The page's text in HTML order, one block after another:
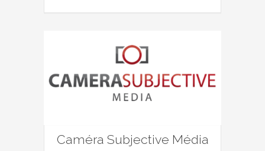
Caméra Subjective Média